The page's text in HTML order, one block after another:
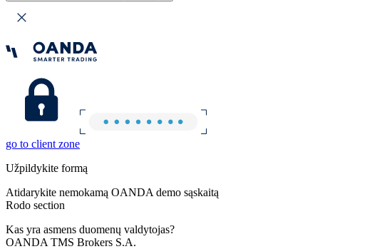
go to client zone
Užpildykite formą
Atidarykite nemokamą OANDA demo sąskaitą
Rodo section
Kas yra asmens duomenų valdytojas?
OANDA TMS Brokers S.A.